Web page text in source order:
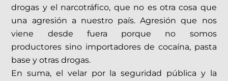
drogas y el narcotráfico, que no es otra cosa que
una agresión a nuestro país. Agresión que nos
viene desde fuera porque no somos
productores sino importadores de cocaína, pasta
base y otras drogas.
En suma, el velar por la seguridad pública y la